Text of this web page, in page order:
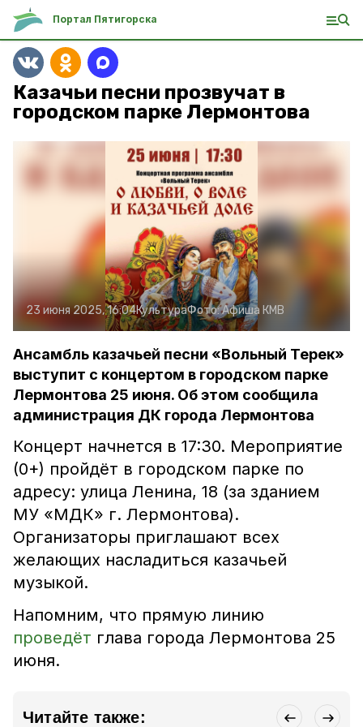
Портал Пятигорска
Казачьи песни прозвучат в
городском парке Лермонтова
23 июня 2025, 16:04КультураФото:Афиша КМВ
Ансамбль казачьей песни «Вольный Терек»
выступит с концертом в городском парке
Лермонтова 25 июня. Об этом сообщила
администрация ДК города Лермонтова
Концерт начнется в 17:30. Мероприятие
(0+) пройдёт в городском парке по
адресу: улица Ленина, 18 (за зданием
МУ «МДК» г. Лермонтова).
Организаторы приглашают всех
желающих насладиться казачьей
музыкой.
Напомним, что прямую линию
проведёт глава города Лермонтова 25
июня.
Читайте также: